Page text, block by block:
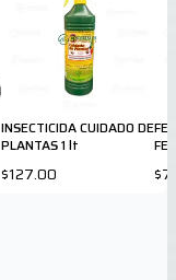
INSECTICIDA CUIDADO DE
PLANTAS 1 lt
$127.00